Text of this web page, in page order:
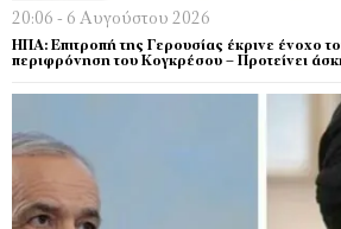
20:06 - 6 Αυγούστου 2026
ΗΠΑ: Επιτροπή της Γερουσίας έκρινε ένοχο
περιφρόνηση του Κογκρέσου – Προτείνει